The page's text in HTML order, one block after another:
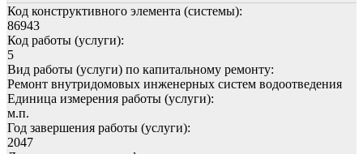
Код конструктивного элемента (системы):
86943
Код работы (услуги):
5
Вид работы (услуги) по капитальному ремонту:
Ремонт внутридомовых инженерных систем водоотведения
Единица измерения работы (услуги):
м.п.
Год завершения работы (услуги):
2047